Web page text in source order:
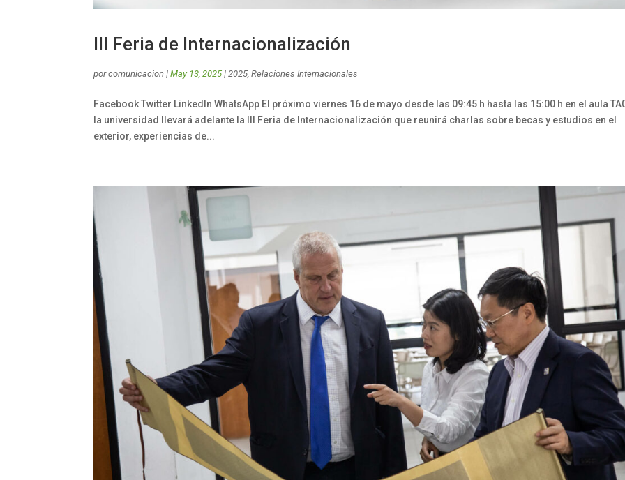
III Feria de Internacionalización
porcomunicacion |May 13, 2025 |2025,Relaciones Internacionales
Facebook Twitter LinkedIn WhatsApp El próximo viernes 16 de mayo desde las 09:45 h hasta las 15:00 h en el aula
la universidad llevará adelante la III Feria de Internacionalización que reunirá charlas sobre becas y estudios en el
exterior, experiencias de...